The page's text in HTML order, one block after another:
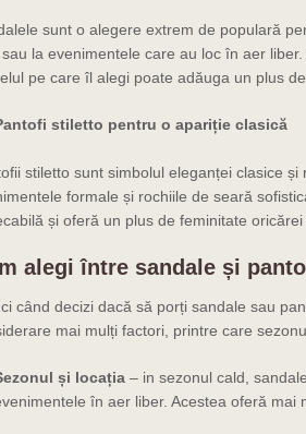
sunt o alegere extrem de populară
la evenimentele care au loc în aer
pe care îl alegi poate adăuga un plus
stiletto pentru o apariție clasică
stiletto sunt simbolul eleganței clasice
formale și rochiile de seară
și oferă un plus de feminitate oricărei
alegi între sandale și
când decizi dacă să porți sandale sau
mai mulți factori, printre care
și locația– in sezonul cald,
în aer liber. Acestea oferă mai